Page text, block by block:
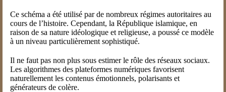
Ce schéma a été utilisé par de nombreux régimes autoritaires au
cours de l’histoire. Cependant, la République islamique, en
raison de sa nature idéologique et religieuse, a poussé ce modèle
à un niveau particulièrement sophistiqué.
Il ne faut pas non plus sous estimer le rôle des réseaux sociaux.
Les algorithmes des plateformes numériques favorisent
naturellement les contenus émotionnels, polarisants et
générateurs de colère.